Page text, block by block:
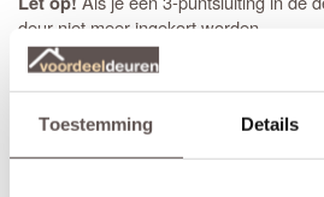
Toestemming Details
deur niet meer ingekort worden.
Tip!
Heb je een maatwerk deur nodig die
breed is én maximaal 10 cm korter is